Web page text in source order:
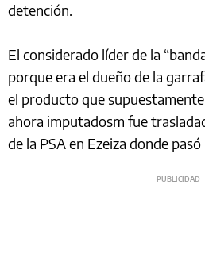
detención.
El considerado líder de la
porque era el dueño de la
el producto que
ahora imputadosm fue
de la PSA en Ezeiza donde pasó